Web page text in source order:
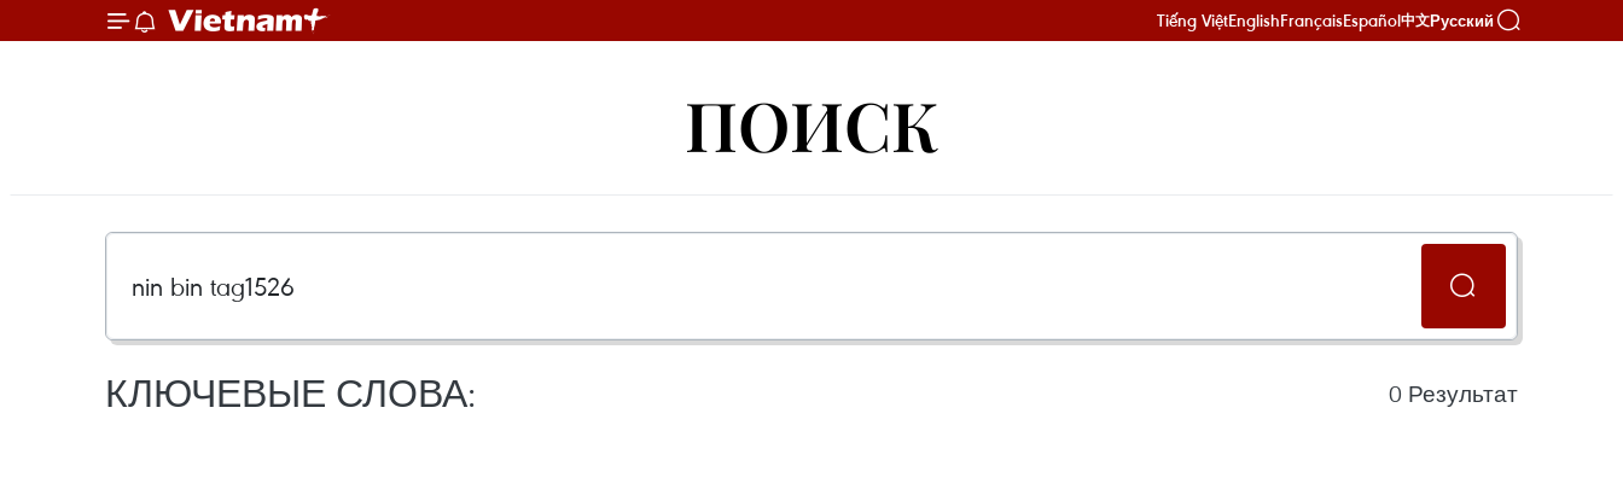
Tiếng ViệtEnglishFrançaisEspañol中文Русский
ПОИСК
КЛЮЧЕВЫЕ СЛОВА: 0 Результат